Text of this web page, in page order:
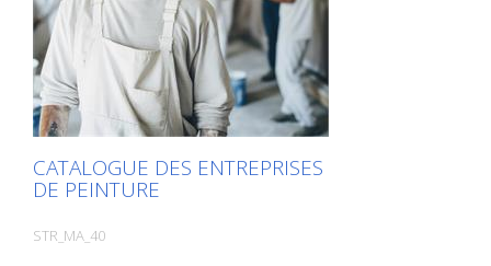
sans engagement. Vous pouvez
également commander cette information
produit sous forme d'ouvrage imprimé.
Nous vous facturerons toutefois les frais
de production, de manutention et
d'expédition.
CATALOGUE DES ENTREPRISES
DE PEINTURE
STR_MA_40